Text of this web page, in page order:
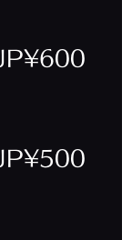
JP¥600
JP¥500